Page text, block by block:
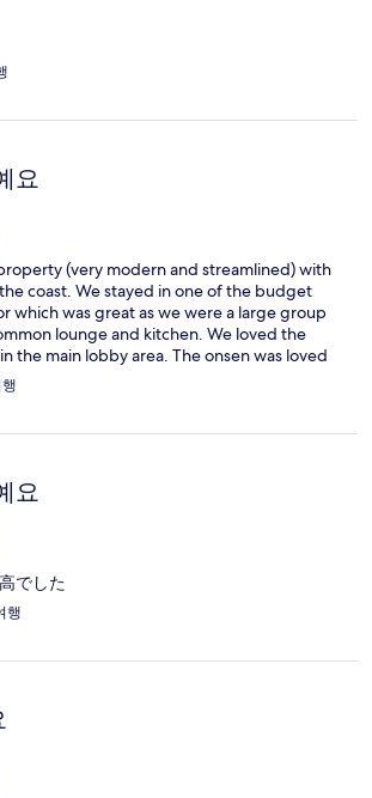
요
(very modern and streamlined) with
coast. We stayed in one of the budget
which was great as we were a large group
lounge and kitchen. We loved the
the main lobby area. The onsen was loved
Staff are super helpful and kind. We
our stay here.
요
でした
행